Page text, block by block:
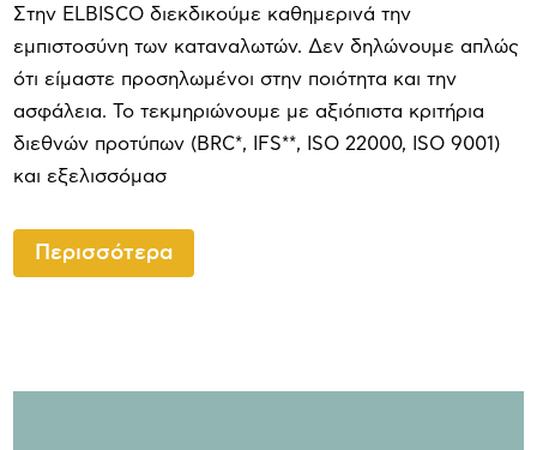
Στην ELBISCO διεκδικούμε καθημερινά την
εμπιστοσύνη των καταναλωτών. Δεν δηλώνουμε απλώς
ότι είμαστε προσηλωμένοι στην ποιότητα και την
ασφάλεια. Το τεκμηριώνουμε με αξιόπιστα κριτήρια
διεθνών προτύπων (BRC*, IFS**, ISO 22000, ISO 9001)
και εξελισσόμασ
Περισσότερα